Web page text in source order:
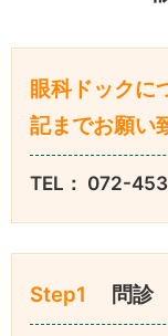
眼科ドックに
記までお願い
TEL： 072-
Step1 問診